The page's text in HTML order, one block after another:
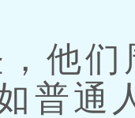
他们
普通